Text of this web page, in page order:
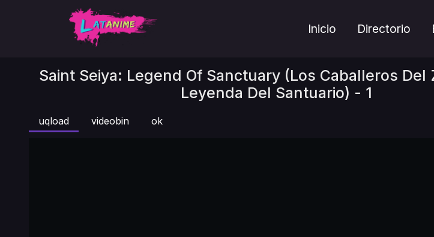
Inicio Directorio
Saint Seiya: Legend Of Sanctuary (Los Caballeros Del
Leyenda Del Santuario) - 1
uqload videobin ok